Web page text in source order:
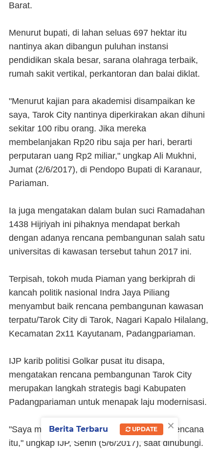
Barat.
Menurut bupati, di lahan seluas 697 hektar itu
nantinya akan dibangun puluhan instansi
pendidikan skala besar, sarana olahraga terbaik,
rumah sakit vertikal, perkantoran dan balai diklat.
"Menurut kajian para akademisi disampaikan ke
saya, Tarok City nantinya diperkirakan akan dihuni
sekitar 100 ribu orang. Jika mereka
membelanjakan Rp20 ribu saja per hari, berarti
perputaran uang Rp2 miliar," ungkap Ali Mukhni,
Jumat (2/6/2017), di Pendopo Bupati di Karanaur,
Pariaman.
Ia juga mengatakan dalam bulan suci Ramadahan
1438 Hijriyah ini pihaknya mendapat berkah
dengan adanya rencana pembangunan salah satu
universitas di kawasan tersebut tahun 2017 ini.
Terpisah, tokoh muda Piaman yang berkiprah di
kancah politik nasional Indra Jaya Piliang
menyambut baik rencana pembangunan kawasan
terpatu/Tarok City di Tarok, Nagari Kapalo Hilalang,
Kecamatan 2x11 Kayutanam, Padangpariaman.
IJP karib politisi Golkar pusat itu disapa,
mengatakan rencana pembangunan Tarok City
merupakan langkah strategis bagi Kabupaten
Padangpariaman untuk menapak laju modernisasi.
"Saya memberikan dukungan penuh atas rencana
itu," ungkap IJP, Senin (5/6/2017), saat dihubungi.
×
Berita Terbaru UPDATE